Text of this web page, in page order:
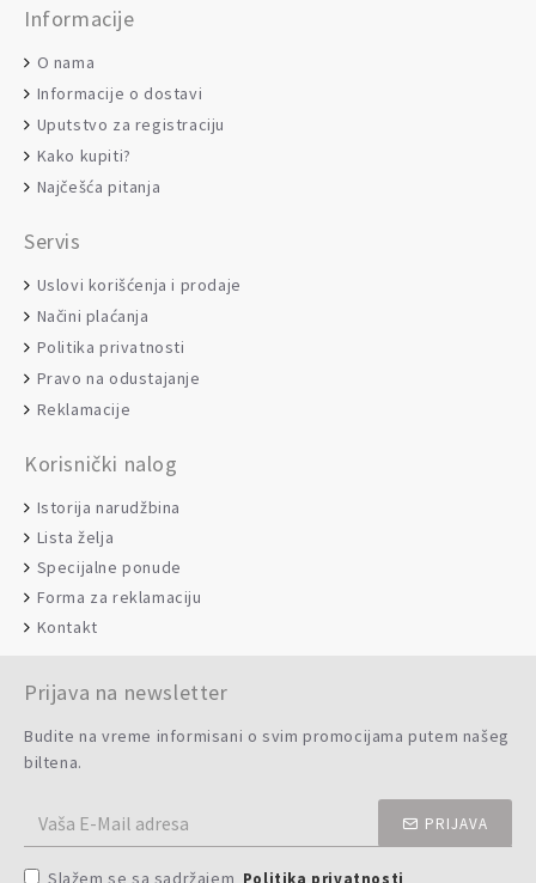
Informacije
O nama
Informacije o dostavi
Uputstvo za registraciju
Kako kupiti?
Najčešća pitanja
Servis
Uslovi korišćenja i prodaje
Načini plaćanja
Politika privatnosti
Pravo na odustajanje
Reklamacije
Korisnički nalog
Istorija narudžbina
Lista želja
Specijalne ponude
Forma za reklamaciju
Kontakt
Prijava na newsletter
Budite na vreme informisani o svim promocijama putem našeg
biltena.
PRIJAVA
Slažem se sa sadržajem